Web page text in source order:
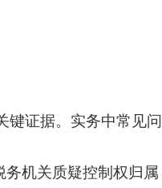
键证据。实务中常见问
机关质疑控制权归属